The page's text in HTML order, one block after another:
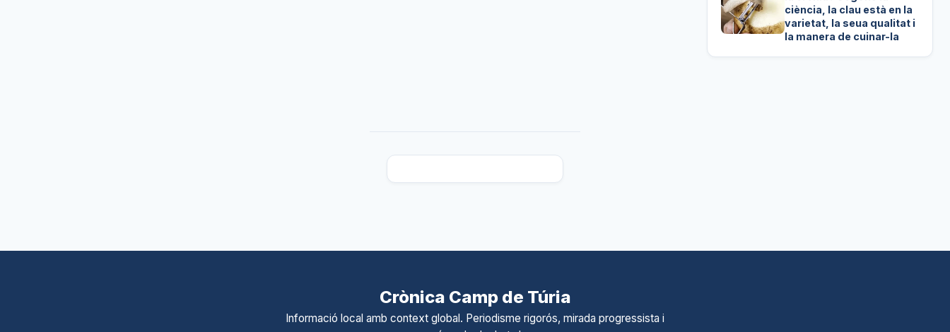
ciència, la clau està en la
varietat, la seua qualitat i
la manera de cuinar-la
Crònica Camp de Túria
Informació local amb context global. Periodisme rigorós, mirada progressista i